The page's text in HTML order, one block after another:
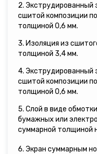
2. Экструдированный
сшитой композиции
толщиной 0,6 мм.
3. Изоляция из
толщиной 3,4 мм.
4. Экструдированный
сшитой композиции
толщиной 0,6 мм.
5. Слой в виде
бумажных или
суммарной толщиной
6. Экран суммарным